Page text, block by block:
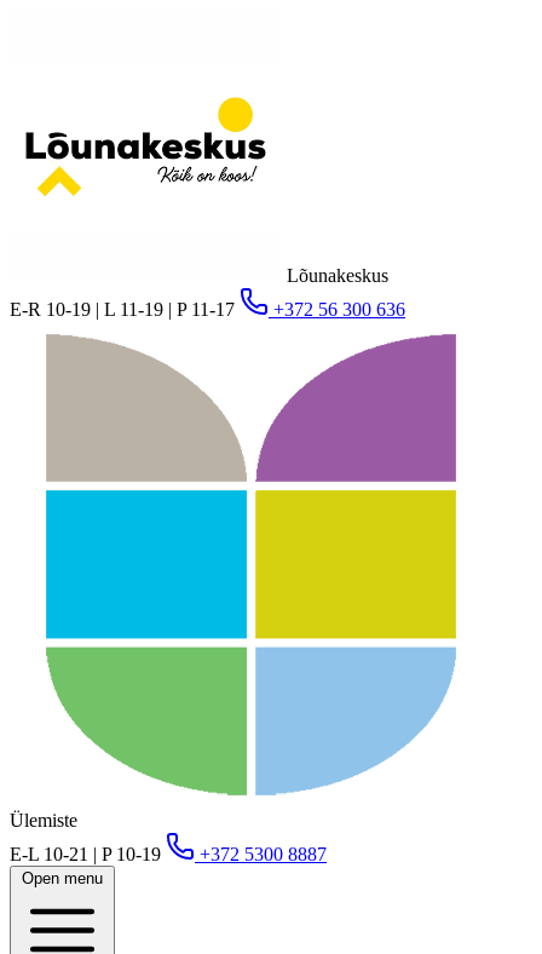
Lõunakeskus
E-R 10-19 | L 11-19 | P 11-17
+372 56 300 636
Ülemiste
E-L 10-21 | P 10-19
+372 5300 8887
Open menu